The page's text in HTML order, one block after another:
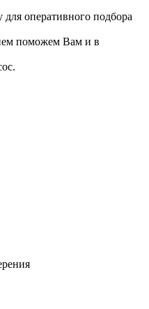
оперативного подбора
поможем Вам и в